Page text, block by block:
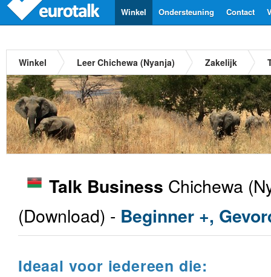
Contact
Ondersteuning
Winkel
Winkel Leer Chichewa (Nyanja) Zakelijk
Talk Business Chichewa
(Download) - Beginner +,
Ideaal voor iedereen die: